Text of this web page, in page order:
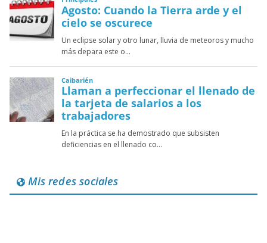
Mis redes sociales